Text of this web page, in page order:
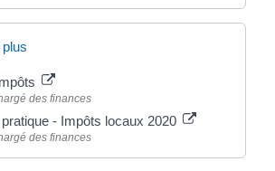
des finances
- Impôts locaux 2020
des finances